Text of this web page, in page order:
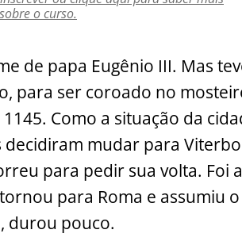
sobre o curso.
de papa Eugênio III. Mas
para ser coroado no
Como a situação da
decidiram mudar para
para pedir sua volta. Foi
para Roma e assumiu
durou pouco.